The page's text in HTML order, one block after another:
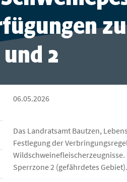
2
06.05.2026
Das Landratsamt Bautzen,
Festlegung der
Sperrzone 2 (gefährdetes Gebiet).